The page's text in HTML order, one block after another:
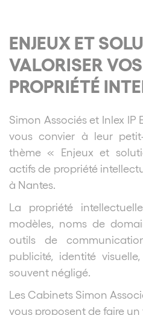
ENJEUX ET
VALORISER
PROPRIÉTÉ
Simon Associés et Inlex IP
vous convier à leur
thème « Enjeux et
actifs de propriété
à Nantes.
La propriété
modèles, noms de
outils de
publicité, identité
souvent négligé.
Les Cabinets Simon
vous proposent de faire un